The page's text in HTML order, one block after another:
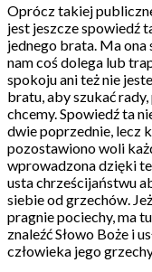
Oprócz takiej
jest jeszcze spowiedź
jednego brata. Ma ona
nam coś dolega lub
spokoju ani też nie
bratu, aby szukać
chcemy. Spowiedź ta
dwie poprzednie, lecz
pozostawiono woli
wprowadzona dzięki
usta chrześcijaństwu
siebie od grzechów.
pragnie pociechy, ma
znaleźć Słowo Boże i
człowieka jego